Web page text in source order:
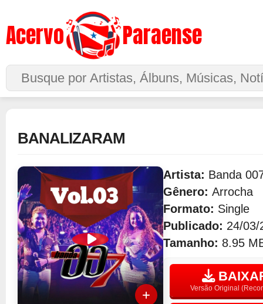
Acervo Paraense
Buscar no Site
BANALIZARAM
Artista: Banda
Gênero: Arrocha
Formato: Single
Publicado: 24/03/
Tamanho: 8.95
Versão Original